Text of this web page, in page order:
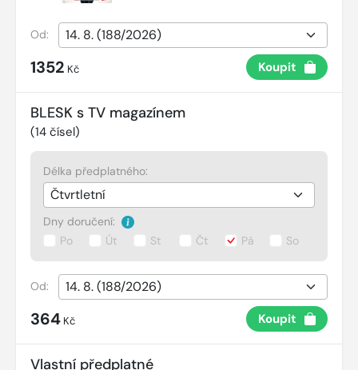
Od:
1352 Kč Koupit
BLESK s TV magazínem
(14 čísel)
Délka předplatného:
Dny doručení:
Po
Út St Čt Pá So
Od:
364 Kč Koupit
Vlastní předplatné